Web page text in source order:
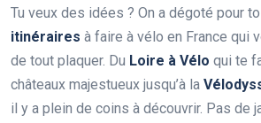
Tu veux des idées ? On a dégoté pour
itinéraires à faire à vélo en France qui
de tout plaquer. Du Loire à Vélo qui te
châteaux majestueux jusqu’à la
il y a plein de coins à découvrir. Pas de